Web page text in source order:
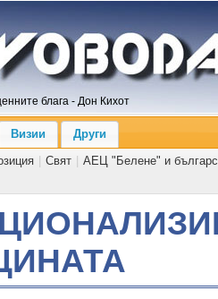
блага - Дон Кихот
Визии
Други
Свят
АЕЦ "Белене" и